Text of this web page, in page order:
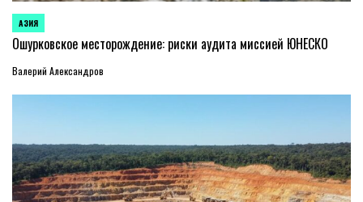
ОПУБЛИКОВАНО
В
АЗИЯ
Ошурковское месторождение: риски аудита миссией ЮНЕСКО
Валерий Александров